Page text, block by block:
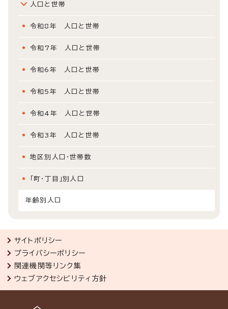
人口と世帯
令和8年 人口と世帯
令和7年 人口と世帯
令和6年 人口と世帯
令和5年 人口と世帯
令和4年 人口と世帯
令和3年 人口と世帯
地区別人口・世帯数
「町・丁目」別人口
年齢別人口
サイトポリシー
プライバシーポリシー
関連機関等リンク集
ウェブアクセシビリティ方針